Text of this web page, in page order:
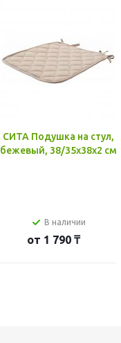
СИТА Подушка на стул,
бежевый, 38/35x38x2 см
В наличии
от 1 790 ₸